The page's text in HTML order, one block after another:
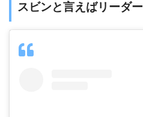
スビンと言えばリーダー